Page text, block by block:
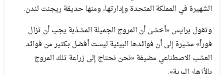
الشهيرة في المملكة المتحدة وإدارتها، ومنها حديقة ريجنت لندن.
وتقول برايس «أخشى أن المروج الجميلة المشذبة يجب أن تزال
فوراً» مشيرة إلى أن فوائدها البيئية ليست أفضل بكثير من فوائد
العشب الاصطناعي مضيفة «نحن نحتاج إلى زراعة تلك المروج